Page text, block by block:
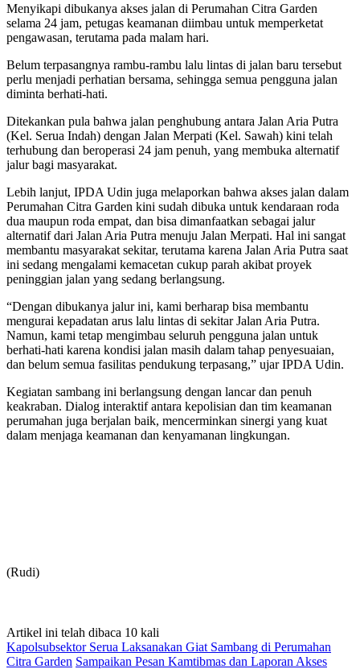
Menyikapi dibukanya akses jalan di Perumahan Citra Garden
selama 24 jam, petugas keamanan diimbau untuk memperketat
pengawasan, terutama pada malam hari.
Belum terpasangnya rambu-rambu lalu lintas di jalan baru tersebut
perlu menjadi perhatian bersama, sehingga semua pengguna jalan
diminta berhati-hati.
Ditekankan pula bahwa jalan penghubung antara Jalan Aria Putra
(Kel. Serua Indah) dengan Jalan Merpati (Kel. Sawah) kini telah
terhubung dan beroperasi 24 jam penuh, yang membuka alternatif
jalur bagi masyarakat.
Lebih lanjut, IPDA Udin juga melaporkan bahwa akses jalan dalam
Perumahan Citra Garden kini sudah dibuka untuk kendaraan roda
dua maupun roda empat, dan bisa dimanfaatkan sebagai jalur
alternatif dari Jalan Aria Putra menuju Jalan Merpati. Hal ini sangat
membantu masyarakat sekitar, terutama karena Jalan Aria Putra saat
ini sedang mengalami kemacetan cukup parah akibat proyek
peninggian jalan yang sedang berlangsung.
“Dengan dibukanya jalur ini, kami berharap bisa membantu
mengurai kepadatan arus lalu lintas di sekitar Jalan Aria Putra.
Namun, kami tetap mengimbau seluruh pengguna jalan untuk
berhati-hati karena kondisi jalan masih dalam tahap penyesuaian,
dan belum semua fasilitas pendukung terpasang,” ujar IPDA Udin.
Kegiatan sambang ini berlangsung dengan lancar dan penuh
keakraban. Dialog interaktif antara kepolisian dan tim keamanan
perumahan juga berjalan baik, mencerminkan sinergi yang kuat
dalam menjaga keamanan dan kenyamanan lingkungan.
(Rudi)
Artikel ini telah dibaca 10 kali
Kapolsubsektor Serua Laksanakan Giat Sambang di Perumahan
Citra Garden Sampaikan Pesan Kamtibmas dan Laporan Akses